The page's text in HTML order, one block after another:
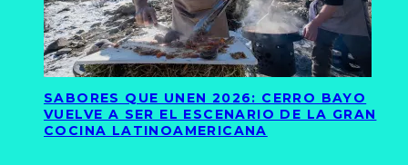
SABORES QUE UNEN 2026: CERRO BAYO
VUELVE A SER EL ESCENARIO DE LA GRAN
COCINA LATINOAMERICANA